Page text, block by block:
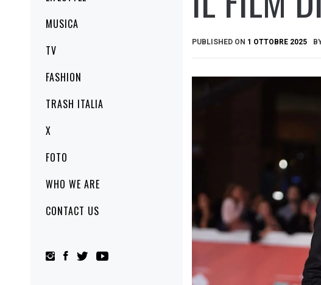
MUSICA
TV
FASHION
TRASH ITALIA
X
FOTO
WHO WE ARE
CONTACT US
PUBLISHED ON 1 OTTOBRE 2025